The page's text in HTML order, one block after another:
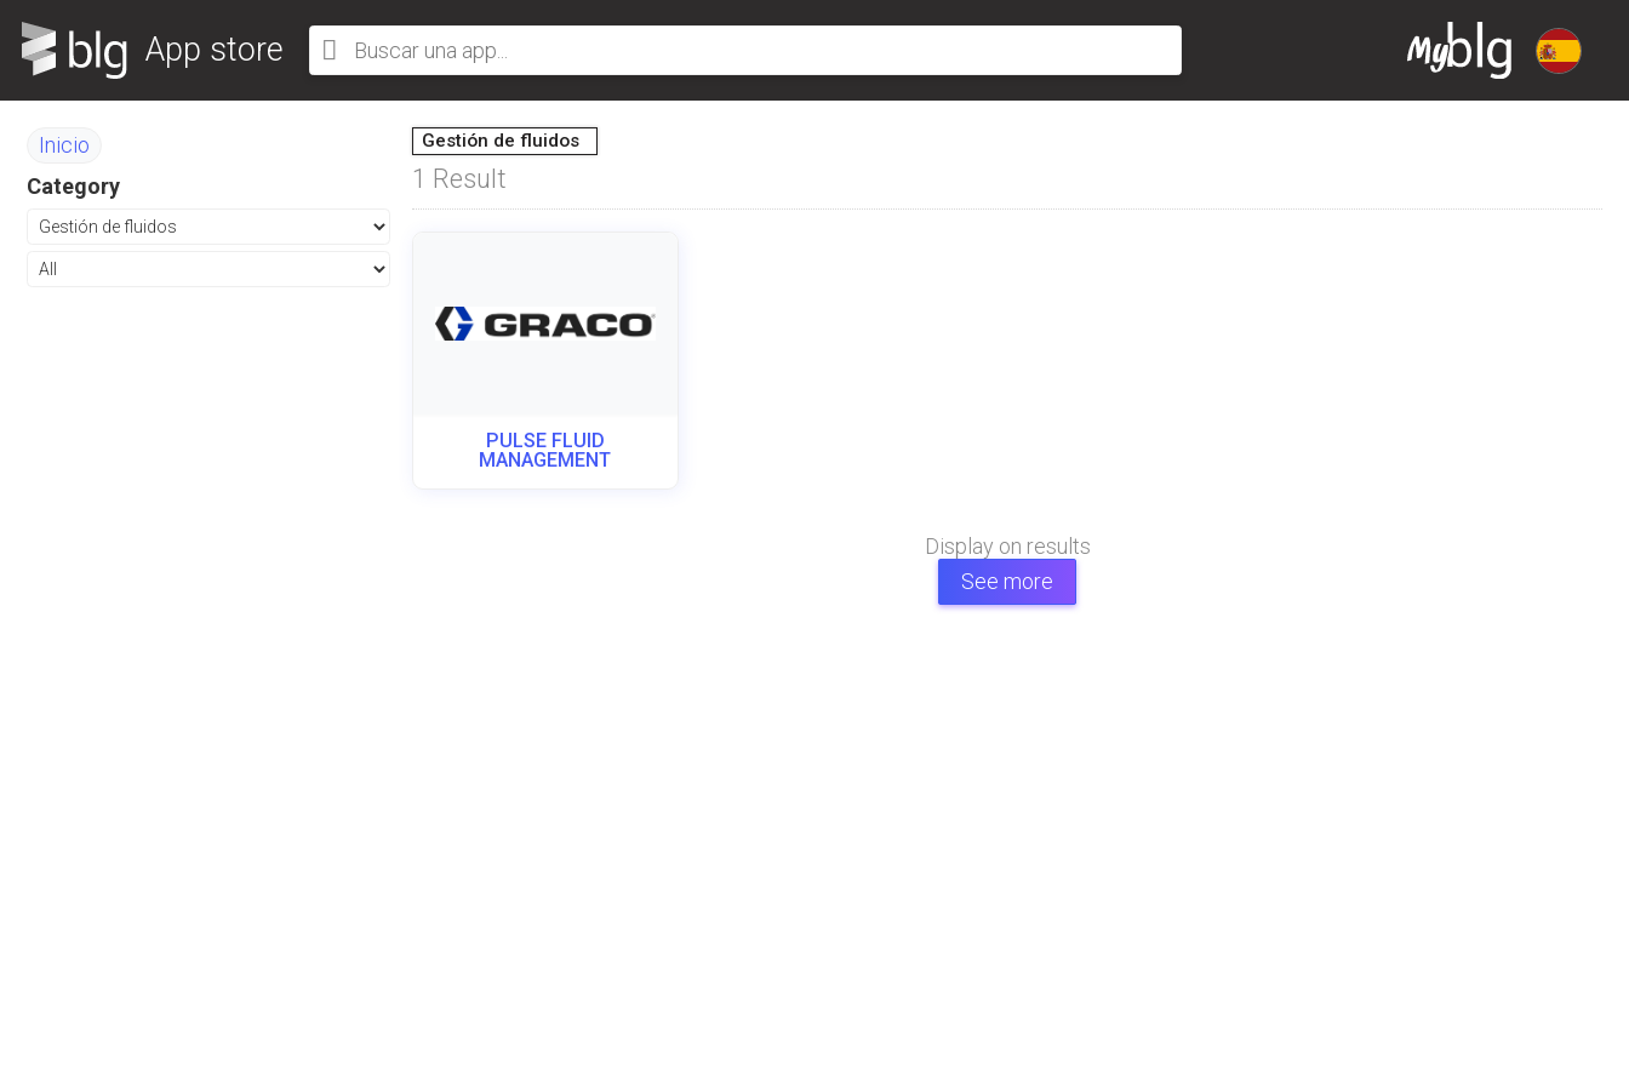
App store
Inicio
Category
Gestión de fluidos
1 Result
PULSE FLUID
MANAGEMENT
Display on results
See more